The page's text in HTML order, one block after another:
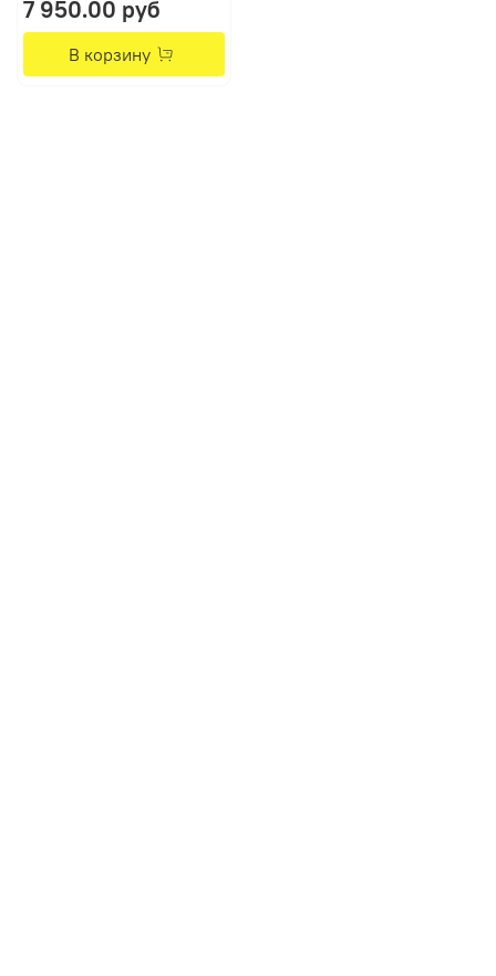
7 950.00 руб
В корзину